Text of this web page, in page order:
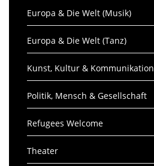
Europa & Die Welt (Musik)
Europa & Die Welt (Tanz)
Kunst, Kultur & Kommunikation
Politik, Mensch & Gesellschaft
Refugees Welcome
Theater